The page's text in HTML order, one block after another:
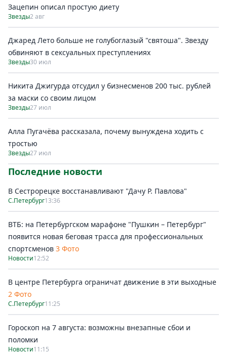
Зацепин описал простую диету
Звезды2 авг
Джаред Лето больше не голубоглазый "святоша". Звезду
обвиняют в сексуальных преступлениях
Звезды30 июл
Никита Джигурда отсудил у бизнесменов 200 тыс. рублей
за маски со своим лицом
Звезды27 июл
Алла Пугачёва рассказала, почему вынуждена ходить с
тростью
Звезды27 июл
Последние новости
В Сестрорецке восстанавливают "Дачу Р. Павлова"
С.Петербург13:36
ВТБ: на Петербургском марафоне "Пушкин – Петербург"
появится новая беговая трасса для профессиональных
спортсменов 3 Фото
Новости12:52
В центре Петербурга ограничат движение в эти выходные
2 Фото
С.Петербург11:25
Гороскоп на 7 августа: возможны внезапные сбои и
поломки
Новости11:15